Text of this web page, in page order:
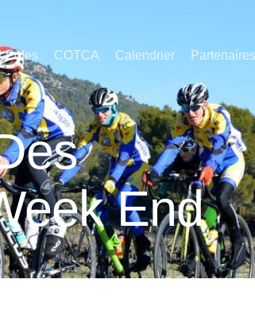
Pôles COTCA Calendrier Partenaires
End